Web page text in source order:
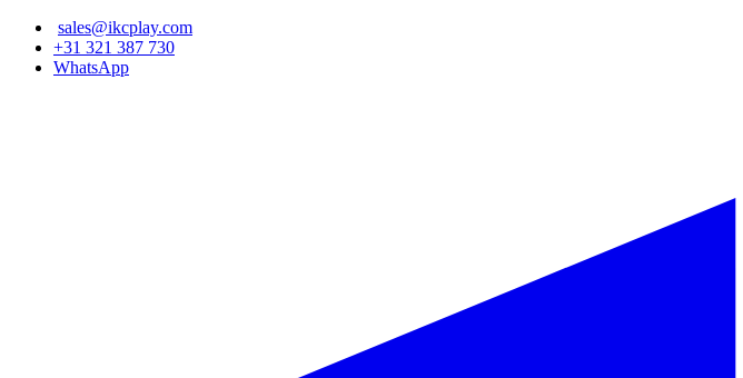
Ana
içeriğe
sales@ikcplay.com
+31 321 387 730
WhatsApp